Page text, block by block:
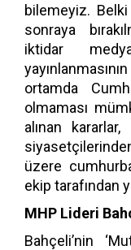
bilemeyiz.
sonraya
iktidar
ortamda
olmaması
alınan
üzere
ekip tarafından
MHP Lideri
Bahçeli’nin